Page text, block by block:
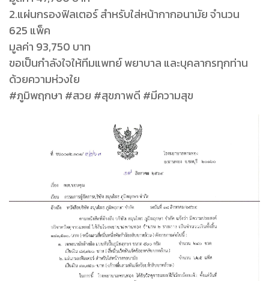
2.แผ่นกรองฟิลเตอร์ สำหรับใส่หน้ากากอนามัย จำนวน
625 แพ็ค
มูลค่า 93,750 บาท
ขอเป็นกำลังใจให้ทีมแพทย์ พยาบาล และบุคลากรทุกท่าน
ด้วยความห่วงใย
#ภูมิพฤกษา #สวย #สุขภาพดี #มีความสุข